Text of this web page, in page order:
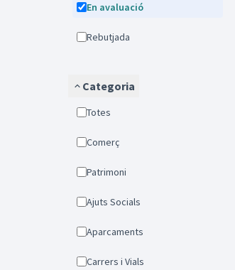
En avaluació
Rebutjada
Categoria
Totes
Comerç
Patrimoni
Ajuts Socials
Aparcaments
Carrers i Vials